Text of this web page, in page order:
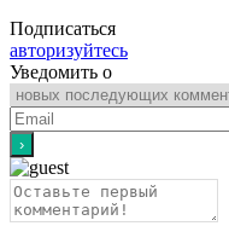
Подписаться
авторизуйтесь
Уведомить о